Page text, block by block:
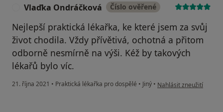
Vlaďka Ondráčková Číslo ověřené
Nejlepší praktická lékařka, ke které jsem za svůj
život chodila. Vždy přívětivá, ochotná a přitom
odborně nesmírně na výši. Kéž by takových
lékařů bylo víc.
21. října 2021 • Praktická lékařka pro dospělé • Jiný • podle názoru uživatele
Nahlásit zneužití